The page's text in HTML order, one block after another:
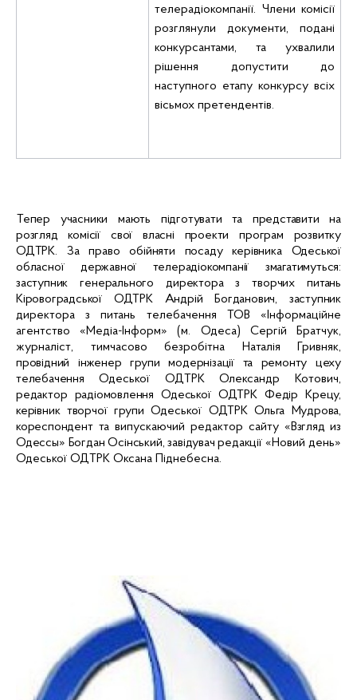
телерадіокомпанії. Члени комісії
розглянули документи, подані
конкурсантами, та ухвалили
рішення допустити до
наступного етапу конкурсу всіх
вісьмох претендентів.
Тепер учасники мають підготувати та представити на
розгляд комісії свої власні проекти програм розвитку
ОДТРК. За право обійняти посаду керівника Одеської
обласної державної телерадіокомпанії змагатимуться:
заступник генерального директора з творчих питань
Кіровоградської ОДТРК Андрій Богданович, заступник
директора з питань телебачення ТОВ «Інформаційне
агентство «Медіа-Інформ» (м. Одеса) Сергій Братчук,
журналіст, тимчасово безробітна Наталія
Гривняк,
провідний інженер групи модернізації та ремонту цеху
телебачення Одеської ОДТРК Олександр Котович,
редактор радіомовлення Одеської ОДТРК Федір
Крецу,
керівник творчої групи Одеської ОДТРК Ольга Мудрова,
кореспондентта випускаючий редактор сайту «Взгляд из
Одессы» БогданОсінський, завідувач редакції «Новий день»
Одеської ОДТРК Оксана Піднебесна.